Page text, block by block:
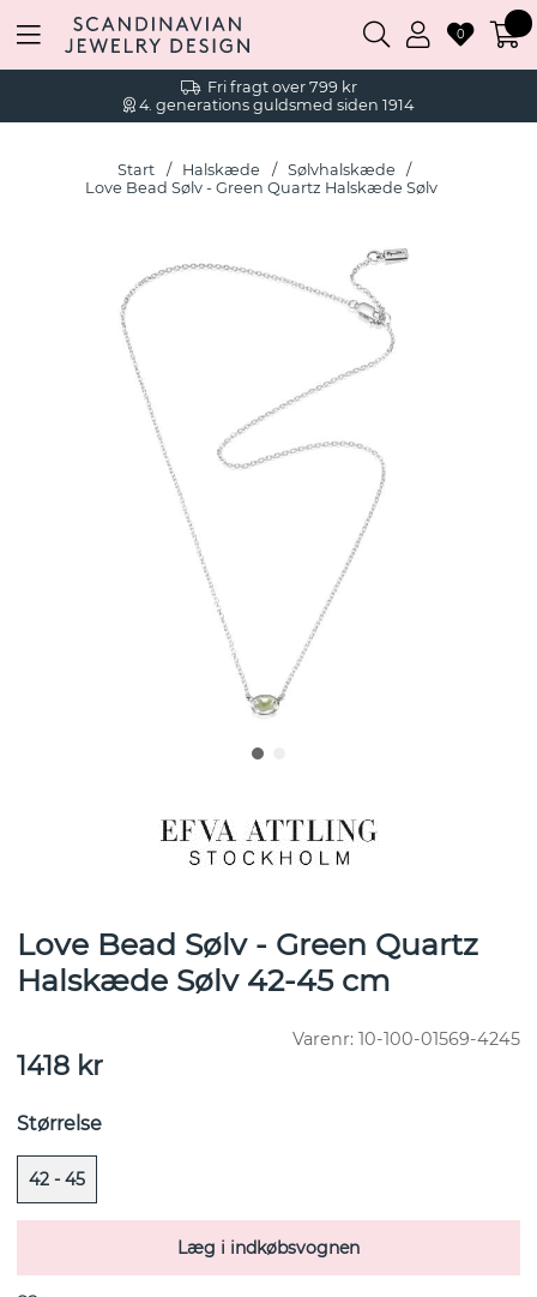
Fri fragt over 799 kr
4. generations guldsmed siden 1914
0
Start Halskæde
Sølvhalskæde
Love Bead Sølv - Green Quartz Halskæde Sølv
Love Bead Sølv - Green Quartz
Halskæde Sølv 42-45 cm
Varenr: 10-100-01569-4245
1418 kr
Størrelse
42 - 45
Læg i indkøbsvognen